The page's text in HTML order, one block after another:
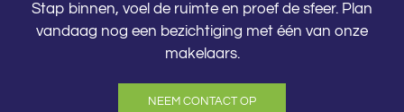
Stap binnen, voel de ruimte en proef de sfeer. Plan
vandaag nog een bezichtiging met één van onze
makelaars.
NEEM CONTACT OP